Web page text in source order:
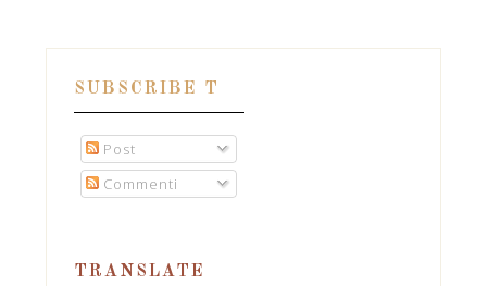
SUBSCRIBE T
Post
Commenti
TRANSLATE